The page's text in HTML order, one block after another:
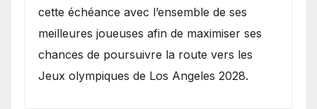
cette échéance avec l’ensemble de ses
meilleures joueuses afin de maximiser ses
chances de poursuivre la route vers les
Jeux olympiques de Los Angeles 2028.